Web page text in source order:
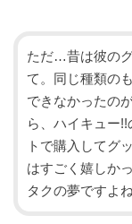
ただ…昔は彼の
て。同じ種類の
できなかったの
ら、ハイキュー
トで購入してグ
はすごく嬉しか
タクの夢ですよね